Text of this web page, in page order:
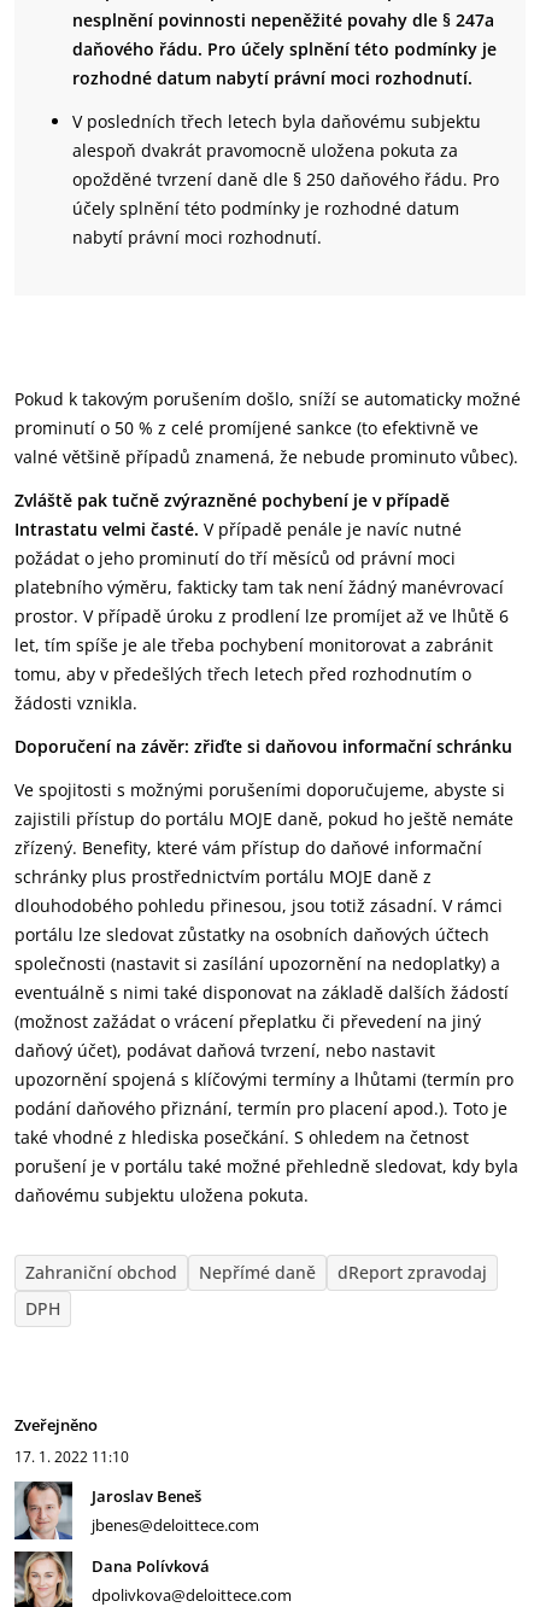
nesplnění povinnosti nepeněžité povahy dle § 247a
daňového řádu. Pro účely splnění této podmínky je
rozhodné datum nabytí právní moci rozhodnutí.
V posledních třech letech byla daňovému subjektu
alespoň dvakrát pravomocně uložena pokuta za
opožděné tvrzení daně dle § 250 daňového řádu. Pro
účely splnění této podmínky je rozhodné datum
nabytí právní moci rozhodnutí.
Pokud k takovým porušením došlo, sníží se automaticky možné
prominutí o 50 % z celé promíjené sankce (to efektivně ve
valné většině případů znamená, že nebude prominuto vůbec).
Zvláště pak tučně zvýrazněné pochybení je v případě
Intrastatu velmi časté. V případě penále je navíc nutné
požádat o jeho prominutí do tří měsíců od právní moci
platebního výměru, fakticky tam tak není žádný manévrovací
prostor. V případě úroku z prodlení lze promíjet až ve lhůtě 6
let, tím spíše je ale třeba pochybení monitorovat a zabránit
tomu, aby v předešlých třech letech před rozhodnutím o
žádosti vznikla.
Doporučení na závěr: zřiďte si daňovou informační schránku
Ve spojitosti s možnými porušeními doporučujeme, abyste si
zajistili přístup do portálu MOJE daně, pokud ho ještě nemáte
zřízený. Benefity, které vám přístup do daňové informační
schránky plus prostřednictvím portálu MOJE daně z
dlouhodobého pohledu přinesou, jsou totiž zásadní. V rámci
portálu lze sledovat zůstatky na osobních daňových účtech
společnosti (nastavit si zasílání upozornění na nedoplatky) a
eventuálně s nimi také disponovat na základě dalších žádostí
(možnost zažádat o vrácení přeplatku či převedení na jiný
daňový účet), podávat daňová tvrzení, nebo nastavit
upozornění spojená s klíčovými termíny a lhůtami (termín pro
podání daňového přiznání, termín pro placení apod.). Toto je
také vhodné z hlediska posečkání. S ohledem na četnost
porušení je v portálu také možné přehledně sledovat, kdy byla
daňovému subjektu uložena pokuta.
Zahraniční obchod Nepřímé daně
dReport zpravodaj
DPH
Zveřejněno
17. 1. 2022 11:10
Jaroslav Beneš
jbenes@deloittece.com
Dana Polívková
dpolivkova@deloittece.com